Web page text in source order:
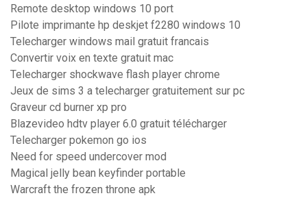
Remote desktop windows 10 port
Pilote imprimante hp deskjet f2280 windows 10
Telecharger windows mail gratuit francais
Convertir voix en texte gratuit mac
Telecharger shockwave flash player chrome
Jeux de sims 3 a telecharger gratuitement sur pc
Graveur cd burner xp pro
Blazevideo hdtv player 6.0 gratuit télécharger
Telecharger pokemon go ios
Need for speed undercover mod
Magical jelly bean keyfinder portable
Warcraft the frozen throne apk